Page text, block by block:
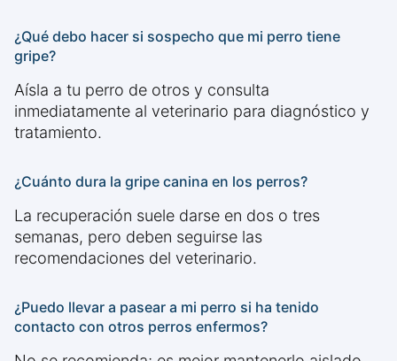
¿Qué debo hacer si sospecho que mi perro tiene
gripe?
Aísla a tu perro de otros y consulta
inmediatamente al veterinario para diagnóstico y
tratamiento.
¿Cuánto dura la gripe canina en los perros?
La recuperación suele darse en dos o tres
semanas, pero deben seguirse las
recomendaciones del veterinario.
¿Puedo llevar a pasear a mi perro si ha tenido
contacto con otros perros enfermos?